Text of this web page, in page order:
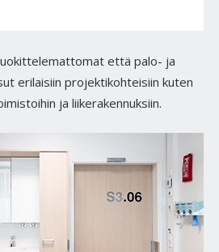
että palo- ja
erilaisiin projektikohteisiin kuten
ja liikerakennuksiin.